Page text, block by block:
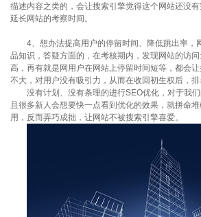
描述内容之类的，会让搜索引擎觉得这个网站还没
延长网站的考察时间。
4、想办法提高用户的停留时间、降低跳出率，
品知识，答疑方面的，在考核期内，发现网站的访
高，再有就是网用户在网站上停留时间短等，都会
不大，对用户没有吸引力，从而在收回初生权后，排
没有计划、没有条理的进行SEO优化，对于我
且很多新人会想要快一点看到优化的效果，就拼命
用，反而弄巧成拙，让网站不被搜索引擎喜爱。